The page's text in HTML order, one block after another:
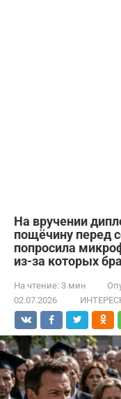
На вручении
пощёчину перед
попросила
из-за которых
На чтение: 3 мин
02.07.2026